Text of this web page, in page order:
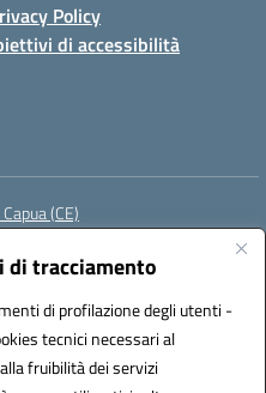
di tracciamento
di profilazione degli utenti -
tecnici necessari al
fruibilità dei servizi
Policy
di accessibilità
(CE)
(IPA): istsc_cepm03000d